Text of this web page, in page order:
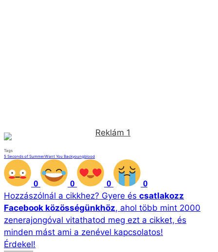
Tags
5 Seconds of SummerWant You Backyoungblood
0 0 0 0
Hozzászólnál a cikkhez? Gyere és csatlakozz
Facebook közösségünkhöz, ahol több mint 2000
zenerajongóval vitathatod meg ezt a cikket, és
minden mást ami a zenével kapcsolatos!
Érdekel!